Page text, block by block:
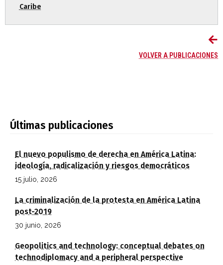
Caribe
VOLVER A PUBLICACIONES
Últimas publicaciones
El nuevo populismo de derecha en América Latina:
ideología, radicalización y riesgos democráticos
15 julio, 2026
La criminalización de la protesta en América Latina
post-2019
30 junio, 2026
Geopolitics and technology: conceptual debates on
technodiplomacy and a peripheral perspective